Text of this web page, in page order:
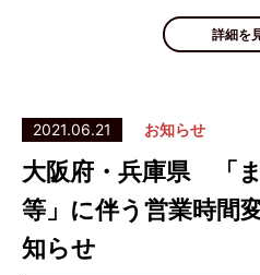
詳細を
2021.06.21 お知らせ
大阪府・兵庫県 「
等」に伴う営業時間
知らせ